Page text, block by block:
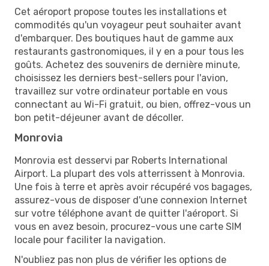
Cet aéroport propose toutes les installations et
commodités qu'un voyageur peut souhaiter avant
d'embarquer. Des boutiques haut de gamme aux
restaurants gastronomiques, il y en a pour tous les
goûts. Achetez des souvenirs de dernière minute,
choisissez les derniers best-sellers pour l'avion,
travaillez sur votre ordinateur portable en vous
connectant au Wi-Fi gratuit, ou bien, offrez-vous un
bon petit-déjeuner avant de décoller.
Monrovia
Monrovia est desservi par Roberts International
Airport. La plupart des vols atterrissent à Monrovia.
Une fois à terre et après avoir récupéré vos bagages,
assurez-vous de disposer d'une connexion Internet
sur votre téléphone avant de quitter l'aéroport. Si
vous en avez besoin, procurez-vous une carte SIM
locale pour faciliter la navigation.
N'oubliez pas non plus de vérifier les options de